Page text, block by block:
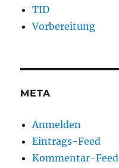
TID
Vorbereitung
META
Anmelden
Eintrags-Feed
Kommentar-Feed